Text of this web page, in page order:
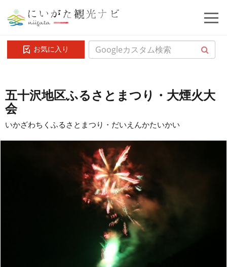
お気に入り
五十沢地区ふるさとまつり・大煙火大
会
いかざわちくふるさとまつり・だいえんかたいかい